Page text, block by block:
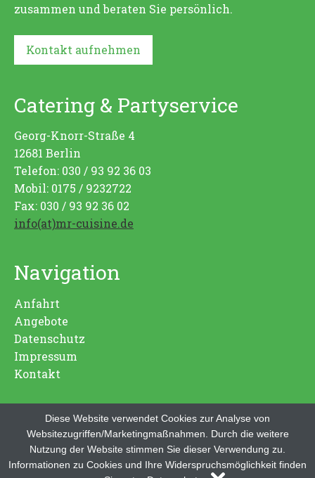
zusammen und beraten Sie persönlich.
Kontakt aufnehmen
Catering & Partyservice
Georg-Knorr-Straße 4
12681 Berlin
Telefon: 030 / 93 92 36 03
Mobil: 0175 / 9232722
Fax: 030 / 93 92 36 02
info(at)mr-cuisine.de
Navigation
Anfahrt
Angebote
Datenschutz
Impressum
Kontakt
Diese Website verwendet Cookies zur Analyse von
Websitezugriffen/Marketingmaßnahmen. Durch die weitere
Nutzung der Website stimmen Sie dieser Verwendung zu.
Informationen zu Cookies und Ihre Widerspruchsmöglichkeit finden